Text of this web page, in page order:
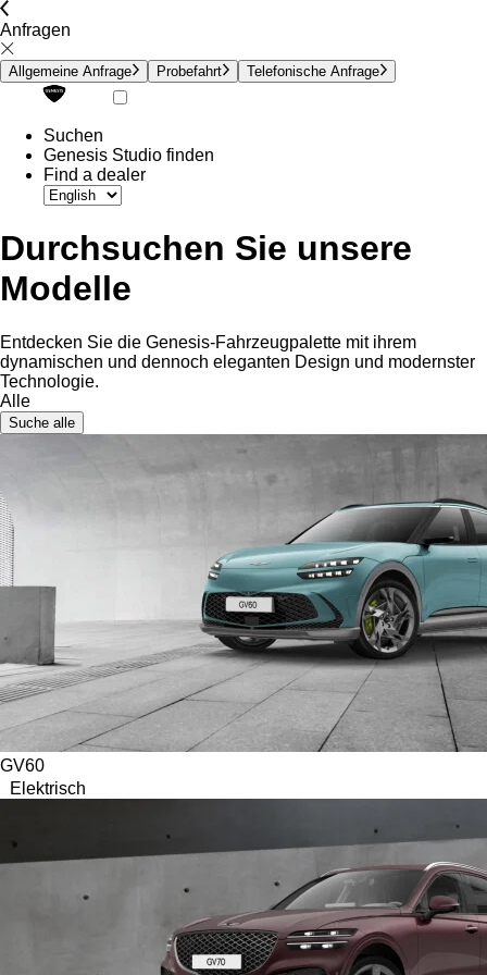
Anfragen
Allgemeine Anfrage Probefahrt Telefonische Anfrage
Suchen
Genesis Studio finden
Find a dealer
Durchsuchen Sie unsere
Modelle
Entdecken Sie die Genesis-Fahrzeugpalette mit ihrem
dynamischen und dennoch eleganten Design und modernster
Technologie.
Alle
Suche alle
GV60
Elektrisch